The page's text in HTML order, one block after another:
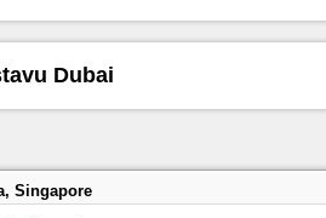
Dubai
Singapore